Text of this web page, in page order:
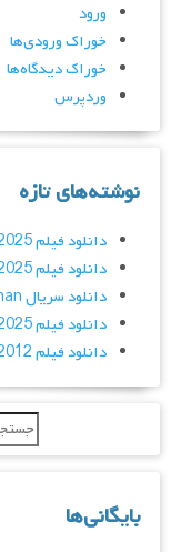
ورود
خوراک ورودی‌ها
خوراک دیدگاه‌ها
وردپرس
نوشته‌های تازه
دانلود فیلم A Time for Bravery 2025
دانلود فیلم The Great Flood 2025
دانلود سریال Kurulus Orhan
دانلود فیلم The Thing with Feathers 2025
دانلود فیلم Adventure Planet 2012
بایگانی‌ها